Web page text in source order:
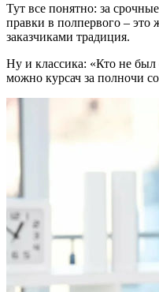
Тут все понятно: за
правки в полпервого – это
заказчиками традиция.
Ну и классика: «Кто не был
можно курсач за полночи